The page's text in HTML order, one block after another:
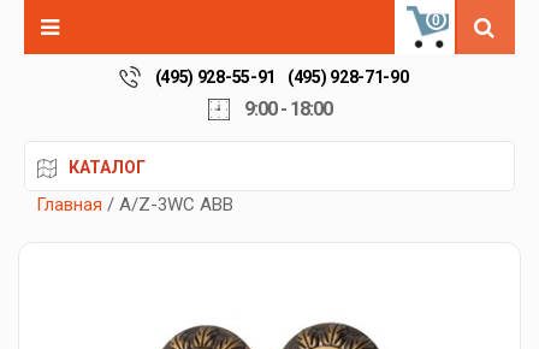
0
(495) 928-55-91 (495) 928-71-90
9:00 - 18:00
КАТАЛОГ
Главная / A/Z-3WC ABB